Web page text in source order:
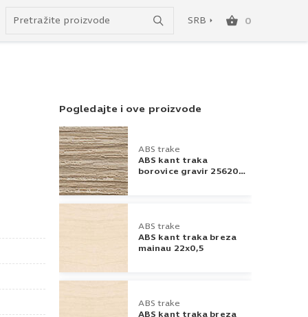
SRB 0
Pogledajte i ove proizvode
ABS trake
ABS kant traka
borovice gravir 25620
ABS trake
ABS kant traka breza
mainau 22x0,5
ABS trake
ABS kant traka breza